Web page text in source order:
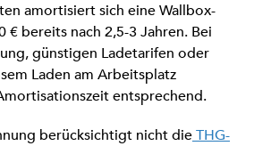
amortisiert sich eine Wallbox-
€ bereits nach 2,5-3 Jahren. Bei
günstigen Ladetarifen oder
Laden am Arbeitsplatz
entsprechend.
berücksichtigt nicht dieTHG-